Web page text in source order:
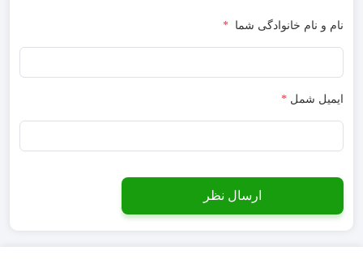
نام و نام خانوادگی شما *
ایمیل شمل *